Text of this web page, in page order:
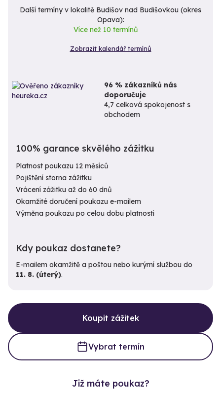
Další termíny v lokalitě Budišov nad Budišovkou (okres
Opava):
Více než 10 termínů
Zobrazit kalendář termínů
96 % zákazníků nás
doporučuje
4,7 celková spokojenost s
obchodem
100% garance skvělého zážitku
Platnost poukazu 12 měsíců
Pojištění storna zážitku
Vrácení zážitku až do 60 dnů
Okamžité doručení poukazu e-mailem
Výměna poukazu po celou dobu platnosti
Kdy poukaz dostanete?
E-mailem okamžitě a poštou nebo kurýrní službou do
11. 8. (úterý).
Koupit zážitek
Vybrat termín
Již máte poukaz?